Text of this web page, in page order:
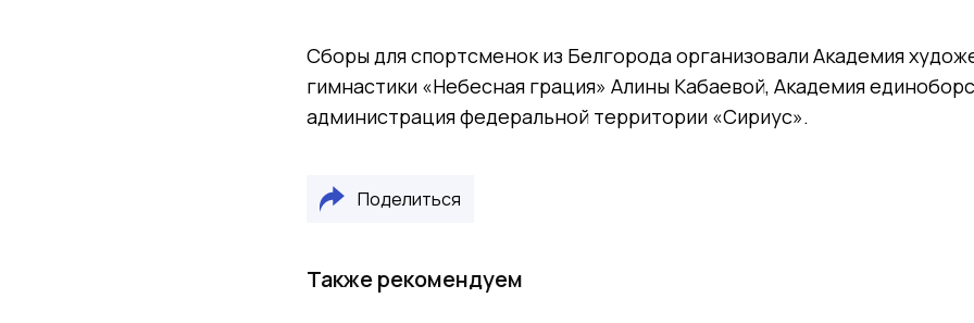
Сборы для спортсменок из Белгорода организовали Академия
гимнастики «Небесная грация» Алины Кабаевой, Академия
администрация федеральной территории «Сириус».
Поделиться
Также рекомендуем